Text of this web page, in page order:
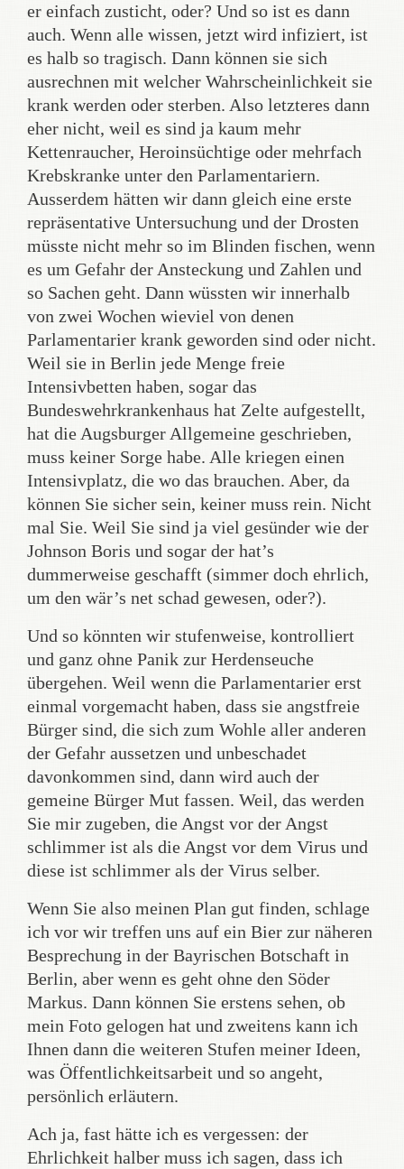
er einfach zusticht, oder? Und so ist es dann
auch. Wenn alle wissen, jetzt wird infiziert, ist
es halb so tragisch. Dann können sie sich
ausrechnen mit welcher Wahrscheinlichkeit sie
krank werden oder sterben. Also letzteres dann
eher nicht, weil es sind ja kaum mehr
Kettenraucher, Heroinsüchtige oder mehrfach
Krebskranke unter den Parlamentariern.
Ausserdem hätten wir dann gleich eine erste
repräsentative Untersuchung und der Drosten
müsste nicht mehr so im Blinden fischen, wenn
es um Gefahr der Ansteckung und Zahlen und
so Sachen geht. Dann wüssten wir innerhalb
von zwei Wochen wieviel von denen
Parlamentarier krank geworden sind oder nicht.
Weil sie in Berlin jede Menge freie
Intensivbetten haben, sogar das
Bundeswehrkrankenhaus hat Zelte aufgestellt,
hat die Augsburger Allgemeine geschrieben,
muss keiner Sorge habe. Alle kriegen einen
Intensivplatz, die wo das brauchen. Aber, da
können Sie sicher sein, keiner muss rein. Nicht
mal Sie. Weil Sie sind ja viel gesünder wie der
Johnson Boris und sogar der hat’s
dummerweise geschafft (simmer doch ehrlich,
um den wär’s net schad gewesen, oder?).
Und so könnten wir stufenweise, kontrolliert
und ganz ohne Panik zur Herdenseuche
übergehen. Weil wenn die Parlamentarier erst
einmal vorgemacht haben, dass sie angstfreie
Bürger sind, die sich zum Wohle aller anderen
der Gefahr aussetzen und unbeschadet
davonkommen sind, dann wird auch der
gemeine Bürger Mut fassen. Weil, das werden
Sie mir zugeben, die Angst vor der Angst
schlimmer ist als die Angst vor dem Virus und
diese ist schlimmer als der Virus selber.
Wenn Sie also meinen Plan gut finden, schlage
ich vor wir treffen uns auf ein Bier zur näheren
Besprechung in der Bayrischen Botschaft in
Berlin, aber wenn es geht ohne den Söder
Markus. Dann können Sie erstens sehen, ob
mein Foto gelogen hat und zweitens kann ich
Ihnen dann die weiteren Stufen meiner Ideen,
was Öffentlichkeitsarbeit und so angeht,
persönlich erläutern.
Ach ja, fast hätte ich es vergessen: der
Ehrlichkeit halber muss ich sagen, dass ich